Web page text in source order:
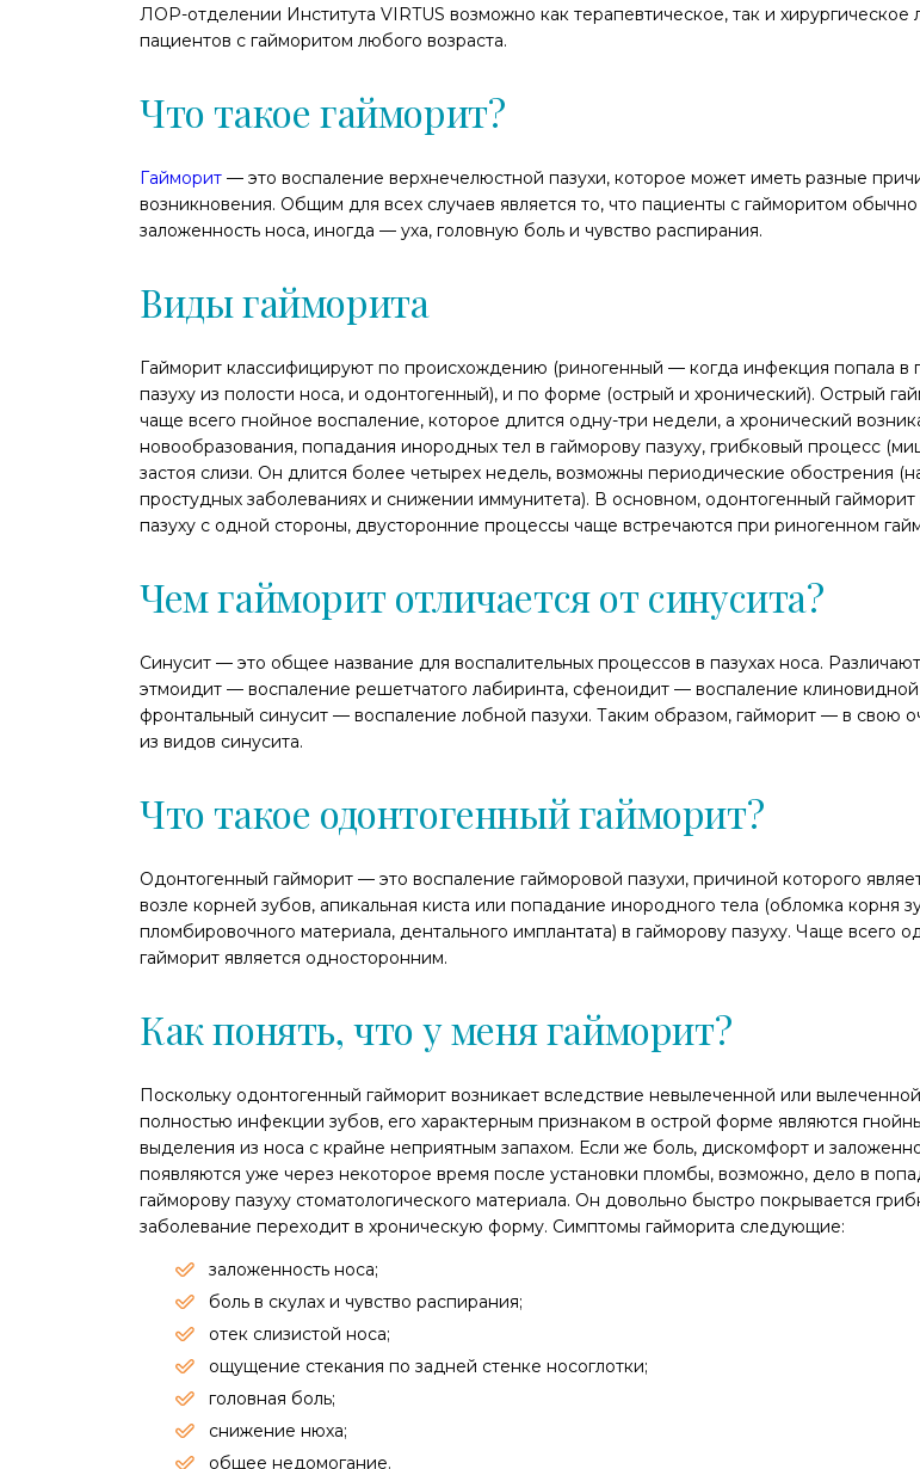
ЛОР-отделении Института VIRTUS возможно как терапевтическое, так и хирургическое
пациентов с гайморитом любого возраста.
Что такое гайморит?
Гайморит — это воспаление верхнечелюстной пазухи, которое может иметь разные
возникновения. Общим для всех случаев является то, что пациенты с гайморитом
заложенность носа, иногда — уха, головную боль и чувство распирания.
Виды гайморита
Гайморит классифицируют по происхождению (риногенный — когда инфекция попала в
пазуху из полости носа, и одонтогенный), и по форме (острый и хронический). Острый
чаще всего гнойное воспаление, которое длится одну-три недели, а хронический
новообразования, попадания инородных тел в гайморову пазуху, грибковый процесс
застоя слизи. Он длится более четырех недель, возможны периодические обострения
простудных заболеваниях и снижении иммунитета). В основном, одонтогенный
пазуху с одной стороны, двусторонние процессы чаще встречаются при риногенном
Чем гайморит отличается от синусита?
Синусит — это общее название для воспалительных процессов в пазухах носа.
этмоидит — воспаление решетчатого лабиринта, сфеноидит — воспаление клиновидной
фронтальный синусит — воспаление лобной пазухи. Таким образом, гайморит — в свою
из видов синусита.
Что такое одонтогенный гайморит?
Одонтогенный гайморит — это воспаление гайморовой пазухи, причиной которого
возле корней зубов, апикальная киста или попадание инородного тела (обломка корня
пломбировочного материала, дентального имплантата) в гайморову пазуху. Чаще всего
гайморит является односторонним.
Как понять, что у меня гайморит?
Поскольку одонтогенный гайморит возникает вследствие невылеченной или
полностью инфекции зубов, его характерным признаком в острой форме являются
выделения из носа с крайне неприятным запахом. Если же боль, дискомфорт и
появляются уже через некоторое время после установки пломбы, возможно, дело в
гайморову пазуху стоматологического материала. Он довольно быстро покрывается
заболевание переходит в хроническую форму. Симптомы гайморита следующие:
заложенность носа;
боль в скулах и чувство распирания;
отек слизистой носа;
ощущение стекания по задней стенке носоглотки;
головная боль;
снижение нюха;
общее недомогание.